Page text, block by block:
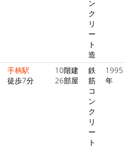
ン
ク
リ
ー
ト
造
手柄駅
徒歩7分
10階建
26部屋
鉄
筋
コ
ン
ク
リ
ー
ト
1995
年